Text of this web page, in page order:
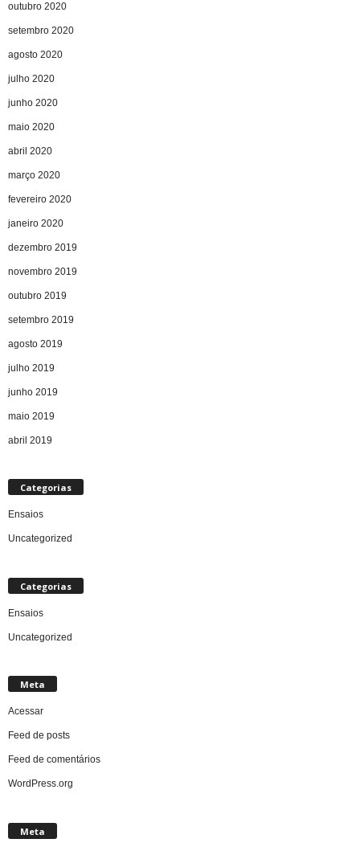
outubro 2020
setembro 2020
agosto 2020
julho 2020
junho 2020
maio 2020
abril 2020
março 2020
fevereiro 2020
janeiro 2020
dezembro 2019
novembro 2019
outubro 2019
setembro 2019
agosto 2019
julho 2019
junho 2019
maio 2019
abril 2019
Categorias
Ensaios
Uncategorized
Categorias
Ensaios
Uncategorized
Meta
Acessar
Feed de posts
Feed de comentários
WordPress.org
Meta